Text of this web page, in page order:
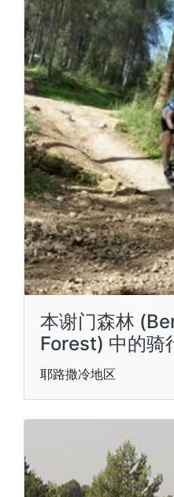
本谢门森林
Forest) 中的骑
耶路撒冷地区